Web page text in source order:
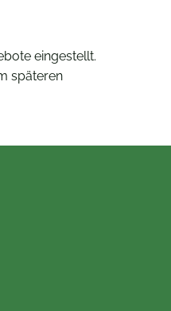
eingestellt.
späteren